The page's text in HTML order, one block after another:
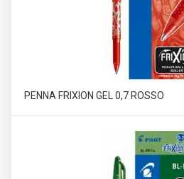
PENNA FRIXION GEL 0,7 ROSSO